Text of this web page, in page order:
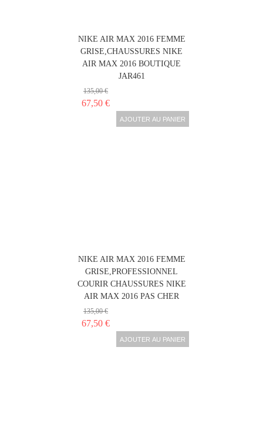
NIKE AIR MAX 2016 FEMME
GRISE,CHAUSSURES NIKE
AIR MAX 2016 BOUTIQUE
JAR461
135,00 €
67,50 €
AJOUTER AU PANIER
NIKE AIR MAX 2016 FEMME
GRISE,PROFESSIONNEL
COURIR CHAUSSURES NIKE
AIR MAX 2016 PAS CHER
135,00 €
67,50 €
AJOUTER AU PANIER